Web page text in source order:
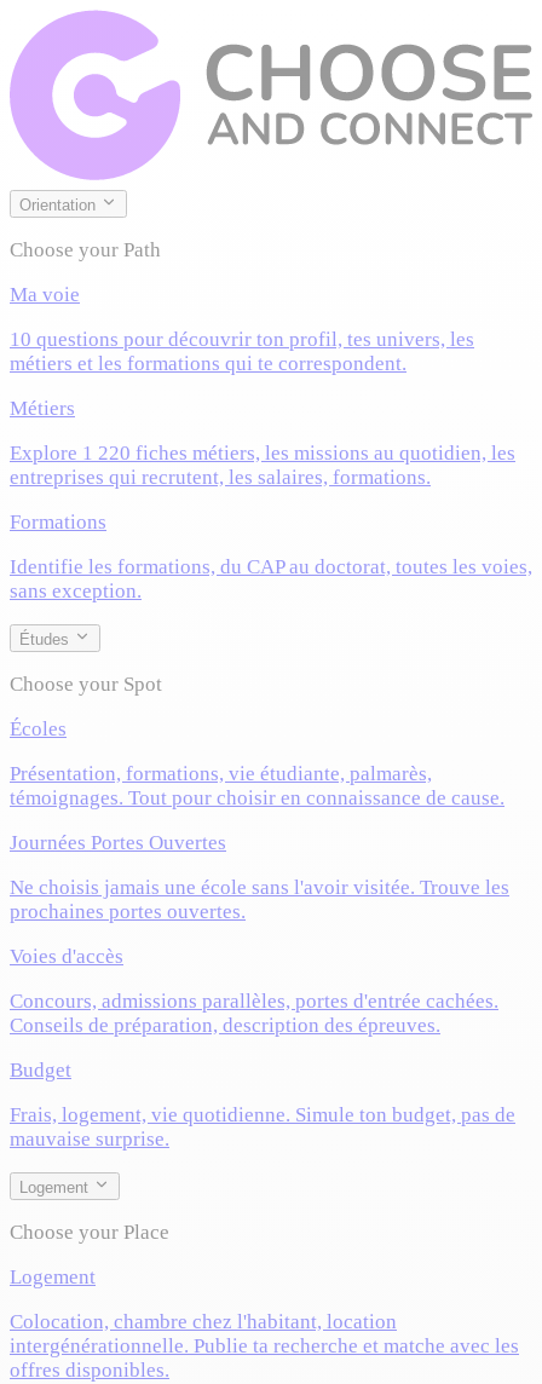
Orientation
Choose your Path
Ma voie
10 questions pour découvrir ton profil, tes univers, les
métiers et les formations qui te correspondent.
Métiers
Explore 1 220 fiches métiers, les missions au quotidien, les
entreprises qui recrutent, les salaires, formations.
Formations
Identifie les formations, du CAP au doctorat, toutes les voies,
sans exception.
Études
Choose your Spot
Écoles
Présentation, formations, vie étudiante, palmarès,
témoignages. Tout pour choisir en connaissance de cause.
Journées Portes Ouvertes
Ne choisis jamais une école sans l'avoir visitée. Trouve les
prochaines portes ouvertes.
Voies d'accès
Concours, admissions parallèles, portes d'entrée cachées.
Conseils de préparation, description des épreuves.
Budget
Frais, logement, vie quotidienne. Simule ton budget, pas de
mauvaise surprise.
Logement
Choose your Place
Logement
Colocation, chambre chez l'habitant, location
intergénérationnelle. Publie ta recherche et matche avec les
offres disponibles.